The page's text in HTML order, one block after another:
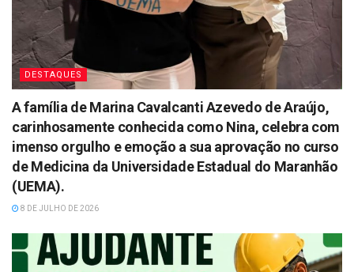
DESTAQUES
A família de Marina Cavalcanti Azevedo de Araújo,
carinhosamente conhecida como Nina, celebra com
imenso orgulho e emoção a sua aprovação no curso
de Medicina da Universidade Estadual do Maranhão
(UEMA).
8 DE JULHO DE 2026